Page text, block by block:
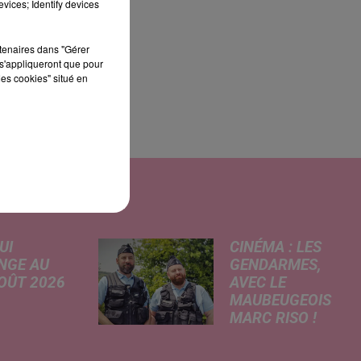
AU
2026
CINÉMA : LES
GENDARMES,
AVEC LE
MAUBEUGEOIS
MARC RISO !
Identify devices
dans "Gérer
que pour
cookies" situé en